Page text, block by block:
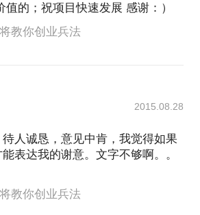
值的；祝项目快速发展 感谢：）
教你创业兵法
2015.08.28
人诚恳，意见中肯，我觉得如果
表达我的谢意。文字不够啊。。
教你创业兵法